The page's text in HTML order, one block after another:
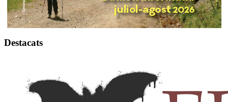
Destacats